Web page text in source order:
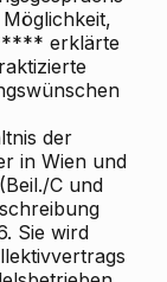
erklärte
der
in Wien und
C und
Sie wird